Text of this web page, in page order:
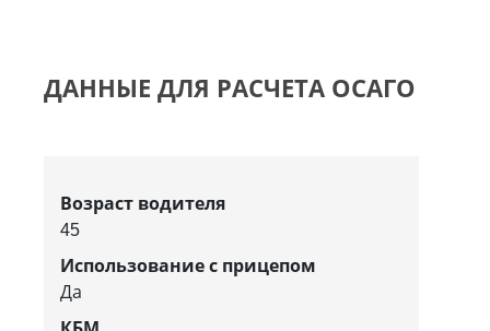
ДАННЫЕ ДЛЯ РАСЧЕТА ОСАГО
Возраст водителя
45
Использование с прицепом
Да